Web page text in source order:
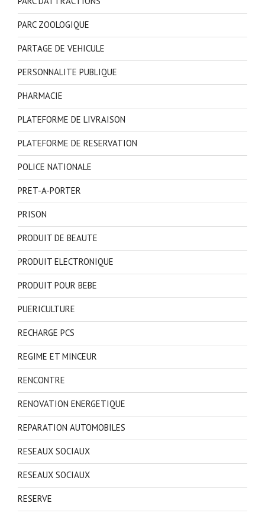
PARC ZOOLOGIQUE
PARTAGE DE VEHICULE
PERSONNALITE PUBLIQUE
PHARMACIE
PLATEFORME DE LIVRAISON
PLATEFORME DE RESERVATION
POLICE NATIONALE
PRET-A-PORTER
PRISON
PRODUIT DE BEAUTE
PRODUIT ELECTRONIQUE
PRODUIT POUR BEBE
PUERICULTURE
RECHARGE PCS
REGIME ET MINCEUR
RENCONTRE
RENOVATION ENERGETIQUE
REPARATION AUTOMOBILES
RESEAUX SOCIAUX
RESEAUX SOCIAUX
RESERVE